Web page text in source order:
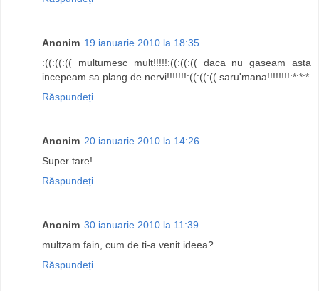
Anonim 19 ianuarie 2010 la 18:35
:((:((:(( multumesc mult!!!!!:((:((:(( daca nu gaseam asta
incepeam sa plang de nervi!!!!!!!:((:((:(( saru'mana!!!!!!!!:*:*:*
Răspundeți
Anonim 20 ianuarie 2010 la 14:26
Super tare!
Răspundeți
Anonim 30 ianuarie 2010 la 11:39
multzam fain, cum de ti-a venit ideea?
Răspundeți